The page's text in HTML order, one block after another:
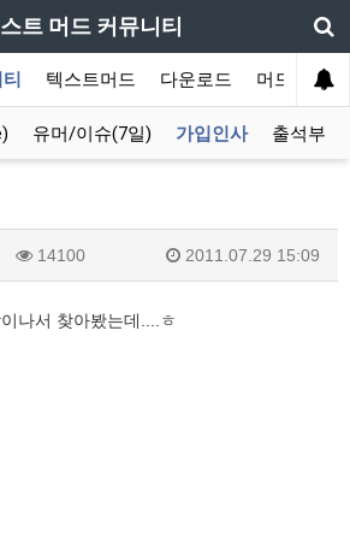
트 머드 커뮤니티
텍스트머드 다운로드 머드 잡담
유머/이슈(7일) 가입인사 출석부
14100 2011.07.29 15:09
나서 찾아봤는데....ㅎ